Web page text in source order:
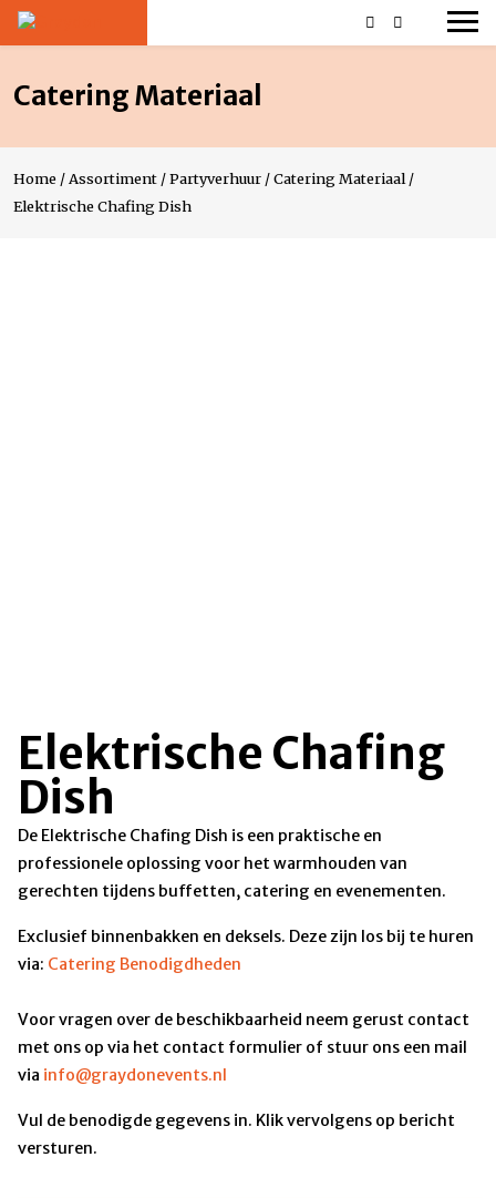
Catering Materiaal
Home / Assortiment /Partyverhuur /Catering Materiaal /
Elektrische Chafing Dish
Elektrische Chafing
Dish
De Elektrische Chafing Dish is een praktische en
professionele oplossing voor het warmhouden van
gerechten tijdens buffetten, catering en evenementen.
Exclusief binnenbakken en deksels. Deze zijn los bij te huren
via: Catering Benodigdheden
Voor vragen over de beschikbaarheid neem gerust contact
met ons op via het contact formulier of stuur ons een mail
via info@graydonevents.nl
Vul de benodigde gegevens in. Klik vervolgens op bericht
versturen.